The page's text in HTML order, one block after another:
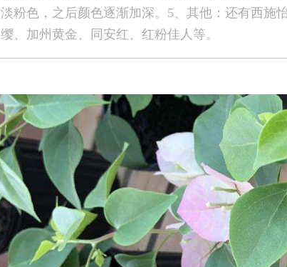
淡粉色，之后颜色逐渐加深。5、其他：还有西施
缨、加州黄金、同安红、红粉佳人等。